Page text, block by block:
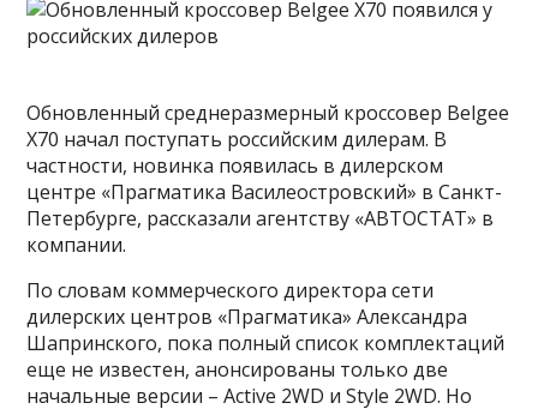
Обновленный среднеразмерный кроссовер Belgee
X70 начал поступать российским дилерам. В
частности, новинка появилась в дилерском
центре «Прагматика Василеостровский» в Санкт-
Петербурге, рассказали агентству «АВТОСТАТ» в
компании.
По словам коммерческого директора сети
дилерских центров «Прагматика» Александра
Шапринского, пока полный список комплектаций
еще не известен, анонсированы только две
начальные версии – Active 2WD и Style 2WD. Но